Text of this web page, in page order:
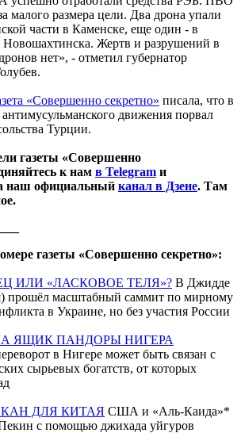
малого размера цели. Два дрона упали
части в Каменске, еще один - в
Новошахтинска. Жертв и разрушений в
нет», - отметил губернатор
«Совершенно секретно» писала, что в
движения порвал
Турции.
газеты «Совершенно
к нам в Telegram и
наш официальный канал в Дзене. Там
газеты «Совершенно секретно»:
ИЛИ «ЛАСКОВОЕ ТЕЛЯ»? В Джидде
прошёл масштабный саммит по мирному
в Украине, но без участия России
ЯЩИК ПАНДОРЫ НИГЕРА
в Нигере может быть связан с
сырьевых богатств, от которых
ДЛЯ КИТАЯ США и «Аль-Каида»*
с помощью джихада уйгуров